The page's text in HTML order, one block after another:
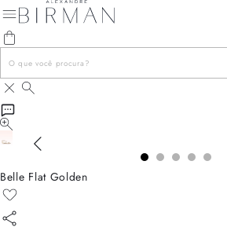
Belle Flat Golden